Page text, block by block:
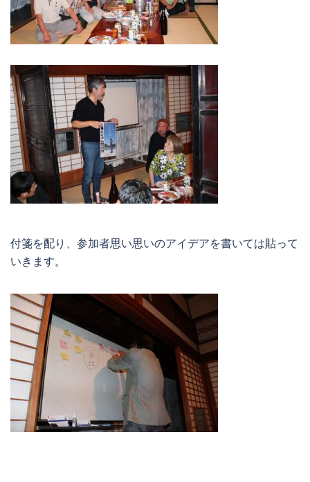
付箋を配り、参加者思い思いのアイデアを書いては貼って
いきます。